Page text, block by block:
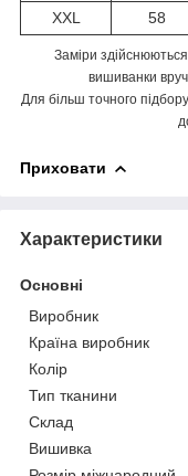
XXL
58
Заміри
вишиванки
Для більш точного
Приховати
Характеристики
Основні
Виробник
Країна виробник
Колір
Тип тканини
Склад
Вишивка